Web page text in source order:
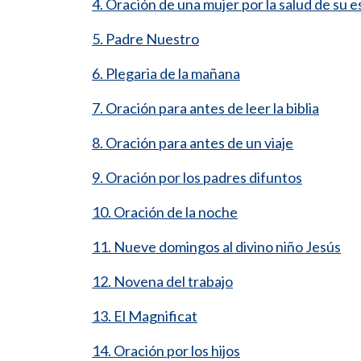
4. Oración de una mujer por la salud de su
5. Padre Nuestro
6. Plegaria de la mañana
7. Oración para antes de leer la biblia
8. Oración para antes de un viaje
9. Oración por los padres difuntos
10. Oración de la noche
11. Nueve domingos al divino niño Jesús
12. Novena del trabajo
13. El Magnificat
14. Oración por los hijos